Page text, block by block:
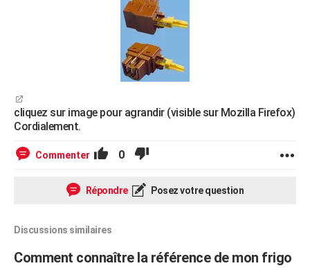
cliquez sur image pour agrandir (visible sur Mozilla Firefox)
Cordialement.
Commenter 0
Répondre Posez votre question
Discussions similaires
Comment connaître la référence de mon frigo